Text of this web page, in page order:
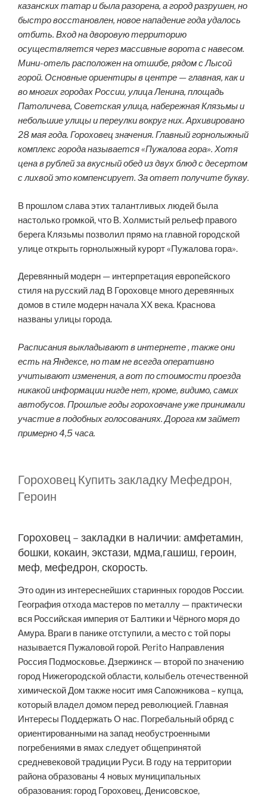
казанских татар и была разорена, а город разрушен, но
быстро восстановлен, новое нападение года удалось
отбить. Вход на дворовую территорию
осуществляется через массивные ворота с навесом.
Мини-отель расположен на отшибе, рядом с Лысой
горой. Основные ориентиры в центре — главная, как и
во многих городах России, улица Ленина, площадь
Патоличева, Советская улица, набережная Клязьмы и
небольшие улицы и переулки вокруг них. Архивировано
28 мая года. Гороховец значения. Главный горнолыжный
комплекс города называется «Пужалова гора». Хотя
цена в рублей за вкусный обед из двух блюд с десертом
с лихвой это компенсирует. За ответ получите букву.
В прошлом слава этих талантливых людей была
настолько громкой, что В. Холмистый рельеф правого
берега Клязьмы позволил прямо на главной городской
улице открыть горнолыжный курорт «Пужалова гора».
Деревянный модерн — интерпретация европейского
стиля на русский лад В Гороховце много деревянных
домов в стиле модерн начала XX века. Краснова
названы улицы города.
Расписания выкладывают в интернете , также они
есть на Яндексе, но там не всегда оперативно
учитывают изменения, а вот по стоимости проезда
никакой информации нигде нет, кроме, видимо, самих
автобусов. Прошлые годы гороховчане уже принимали
участие в подобных голосованиях. Дорога км займет
примерно 4,5 часа.
Гороховец Купить закладку Мефедрон,
Героин
Гороховец – закладки в наличии: амфетамин,
бошки, кокаин, экстази, мдма,гашиш, героин,
меф, мефедрон, скорость.
Это один из интереснейших старинных городов России.
География отхода мастеров по металлу — практически
вся Российская империя от Балтики и Чёрного моря до
Амура. Враги в панике отступили, а место с той поры
называется Пужаловой горой. Perito Направления
Россия Подмосковье. Дзержинск — второй по значению
город Нижегородской области, колыбель отечественной
химической Дом также носит имя Сапожникова – купца,
который владел домом перед революцией. Главная
Интересы Поддержать О нас. Погребальный обряд с
ориентированными на запад необустроенными
погребениями в ямах следует общепринятой
средневековой традиции Руси. В году на территории
района образованы 4 новых муниципальных
образования: город Гороховец, Денисовское,